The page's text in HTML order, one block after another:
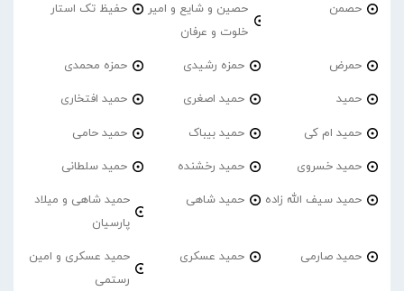
حصمن
حصین و شایع و امیر
خلوت و عرفان
حفیظ تک استار
حمرض حمزه رشیدی حمزه محمدی
حمید حمید اصغری حمید افتخاری
حمید ام کی حمید بیباک حمید حامی
حمید خسروی حمید رخشنده حمید سلطانی
حمید سیف الله زاده حمید شاهی
حمید شاهی و میلاد
پارسیان
حمید صارمی حمید عسکری
حمید عسکری و امین
رستمی